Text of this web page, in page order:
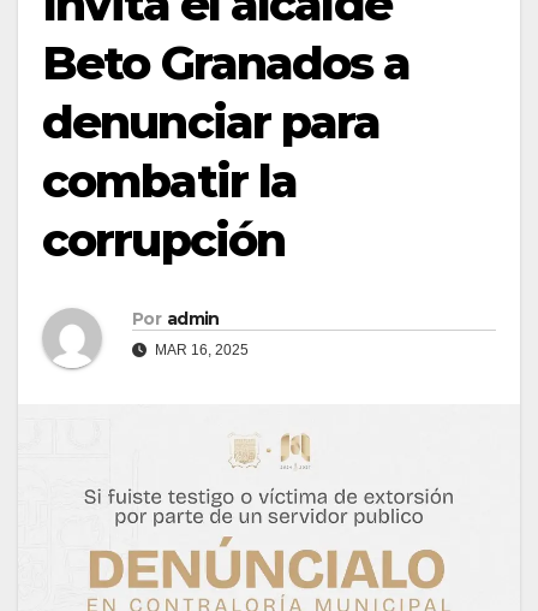
Beto Granados a
denunciar para
combatir la
corrupción
Por admin
MAR 16, 2025